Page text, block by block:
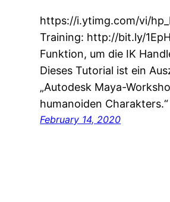
https://i.ytimg.com/vi/
Training: http://bit.ly/
Funktion, um die IK
Dieses Tutorial ist ein
„Autodesk Maya-
humanoiden
February 14, 2020